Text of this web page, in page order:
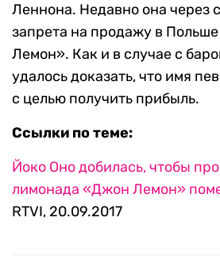
Леннона. Недавно она через
запрета на продажу в
Лемон». Как и в случае с
удалось доказать, что имя
с целью получить прибыль.
Ссылки по теме:
Йоко Оно добилась, чтобы
лимонада «Джон Лемон»
RTVI, 20.09.2017